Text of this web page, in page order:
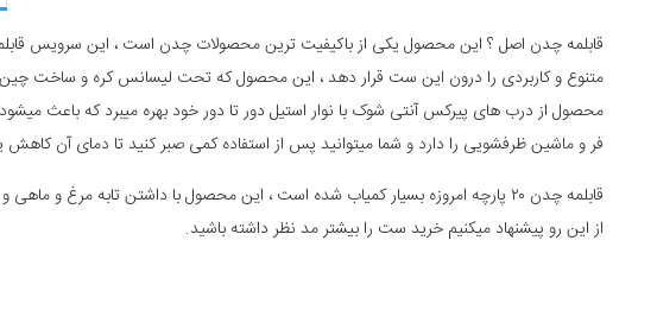
قابلمه چدن اصل ؟ این محصول یکی از باکیفیت ترین محصولات چدن است ، این سرویس قابلمه
متنوع و کاربردی را درون این ست قرار دهد ، این محصول که تحت لیسانس کره و ساخت چین
محصول از درب های پیرکس آنتی شوک با نوار استیل دور تا دور خود بهره میبرد که باعث میشود
فر و ماشین ظرفشویی را دارد و شما میتوانید پس از استفاده کمی صبر کنید تا دمای آن
قابلمه چدن
امروزه بسیار کمیاب شده است ، این محصول با داشتن تابه مرغ و ماهی
از این رو پیشنهاد میکنیم خرید ست را بیشتر مد نظر داشته باشید.